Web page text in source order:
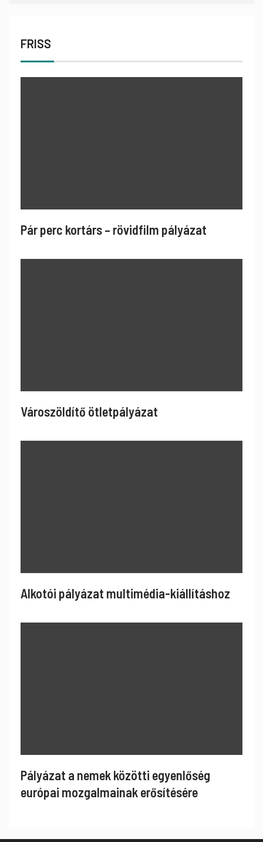
FRISS
Pár perc kortárs – rövidfilm pályázat
Városzöldítő ötletpályázat
Alkotói pályázat multimédia-kiállításhoz
Pályázat a nemek közötti egyenlőség
európai mozgalmainak erősítésére